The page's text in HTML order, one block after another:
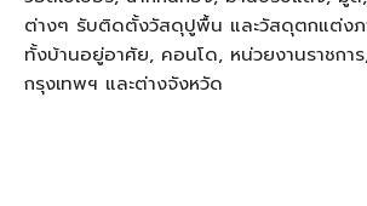
ต่างๆ รับติดตั้งวัสดุปูพื้น และวัสดุตกแต่งภ
ทั้งบ้านอยู่อาศัย, คอนโด, หน่วยงานราชกา
กรุงเทพฯ และต่างจังหวัด